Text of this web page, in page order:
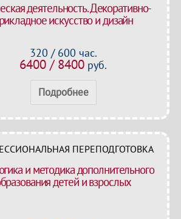
деятельность. Декоративно-
искусство и дизайн
320 / 600 час.
6400 / 8400 руб.
Подробнее
ПЕРЕПОДГОТОВКА
и методика дополнительного
детей и взрослых